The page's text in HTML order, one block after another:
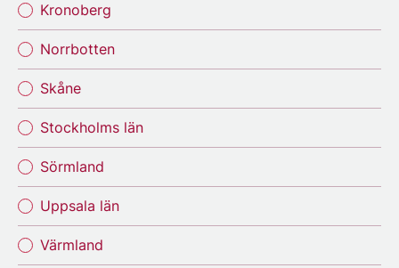
Kronoberg
Norrbotten
Skåne
Stockholms län
Sörmland
Uppsala län
Värmland